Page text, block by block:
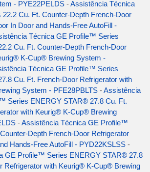
- PYE22PELDS -Assistência Técnica
Cu. Ft. Counter-Depth French-Door
In Door and Hands-Free AutoFill -
Técnica GE Profile™ Series
Cu. Ft. Counter-Depth French-Door
K-Cup® Brewing System -
Técnica GE Profile™ Series
Cu. Ft. French-Door Refrigerator with
System - PFE28PBLTS -Assistência
Series ENERGY STAR® 27.8 Cu. Ft.
with Keurig® K-Cup® Brewing
-Assistência Técnica GE Profile™
Depth French-Door Refrigerator
Hands-Free AutoFill - PYD22KSLSS -
GE Profile™ Series ENERGY STAR® 27.8
Refrigerator with Keurig® K-Cup® Brewing